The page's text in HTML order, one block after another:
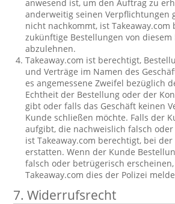
anwesend ist, um den Auftrag zu
anderweitig seinen Verpflichtungen
nicht nachkommt, ist Takeaway.com
zukünftige Bestellungen von diesem
abzulehnen.
Takeaway.com ist berechtigt,
und Verträge im Namen des
es angemessene Zweifel bezüglich
Echtheit der Bestellung oder der
gibt oder falls das Geschäft keinen
Kunde schließen möchte. Falls der
aufgibt, die nachweislich falsch
ist Takeaway.com berechtigt, bei der
erstatten. Wenn der Kunde
falsch oder betrügerisch
Takeaway.com dies der Polizei
7. Widerrufsrecht